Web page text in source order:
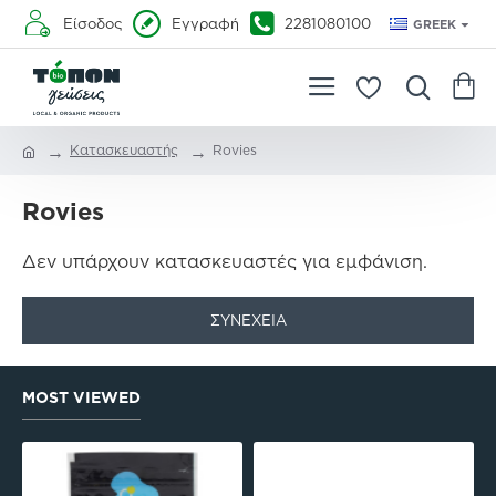
Είσοδος Εγγραφή 2281080100 GREEK
Κατασκευαστής Rovies
Rovies
Δεν υπάρχουν κατασκευαστές για εμφάνιση.
ΣΥΝΈΧΕΙΑ
MOST VIEWED